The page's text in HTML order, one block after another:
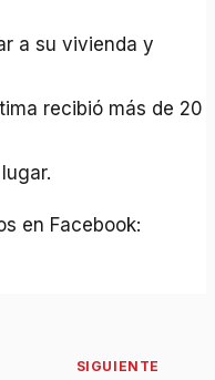
a su vivienda y
recibió más de 20
en Facebook: